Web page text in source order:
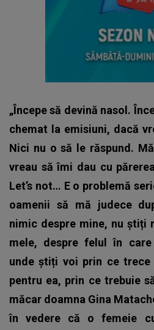
„Începe să devină nasol.
chemat la emisiuni, dacă
Nici nu o să le răspund.
vreau să îmi dau cu
Let’s not… E o problemă
oamenii să mă judece
nimic despre mine, nu știți
mele, despre felul în
unde știți voi prin ce trece
pentru ea, prin ce trebuie
măcar doamna Gina
în vedere că o femeie